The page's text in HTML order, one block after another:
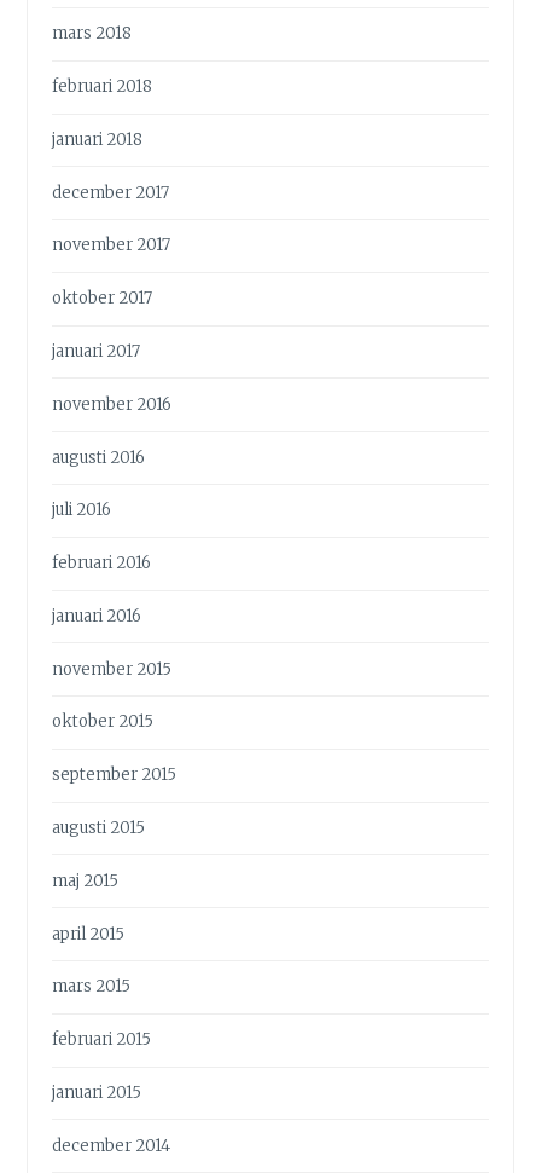
mars 2018
februari 2018
januari 2018
december 2017
november 2017
oktober 2017
januari 2017
november 2016
augusti 2016
juli 2016
februari 2016
januari 2016
november 2015
oktober 2015
september 2015
augusti 2015
maj 2015
april 2015
mars 2015
februari 2015
januari 2015
december 2014